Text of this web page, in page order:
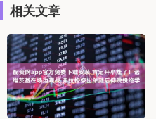
相关文章